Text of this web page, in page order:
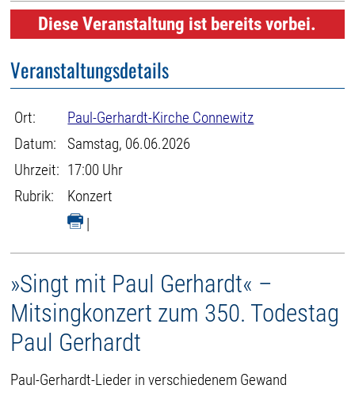
Diese Veranstaltung ist bereits vorbei.
Veranstaltungsdetails
Ort:
Paul-Gerhardt-Kirche Connewitz
Datum:
Samstag, 06.06.2026
Uhrzeit: 17:00 Uhr
Rubrik:
Konzert
|
»Singt mit Paul Gerhardt« –
Mitsingkonzert zum 350. Todestag
Paul Gerhardt
Paul-Gerhardt-Lieder in verschiedenem Gewand